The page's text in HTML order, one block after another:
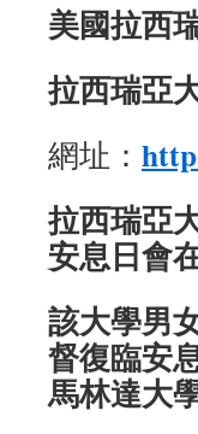
美國拉西
拉西瑞亞
網址：
拉西瑞亞
安息日會
該大學男
督復臨安
馬林達大